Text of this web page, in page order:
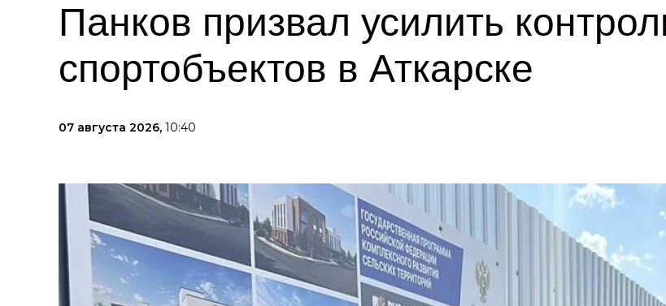
Панков призвал усилить
спортобъектов в Аткарске
07 августа 2026, 10:40